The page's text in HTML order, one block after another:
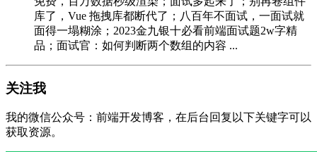
库了，Vue 拖拽库都断代了；八百年不面试，一面试就
面得一塌糊涂；2023金九银十必看前端面试题2w字精
品；面试官：如何判断两个数组的内容 ...
关注我
我的微信公众号：前端开发博客，在后台回复以下关键字可以
获取资源。